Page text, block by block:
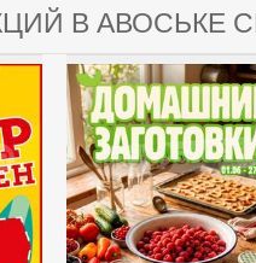
В АВОСЬКЕ